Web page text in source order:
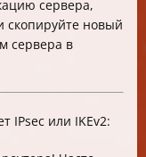
сервера,
скопируйте новый
сервера в
IPsec или IKEv2: